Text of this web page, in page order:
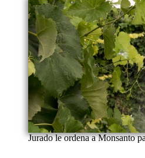
Jurado le ordena a Monsanto